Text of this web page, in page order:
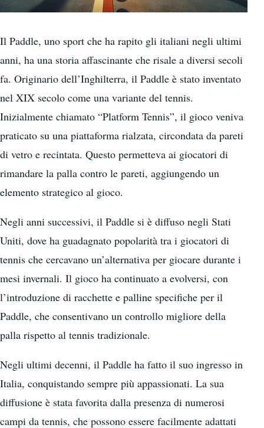
Il Paddle, uno sport che ha rapito gli italiani negli ultimi
anni, ha una storia affascinante che risale a diversi secoli
fa. Originario dell’Inghilterra, il Paddle è stato inventato
nel XIX secolo come una variante del tennis.
Inizialmente chiamato “Platform Tennis”, il gioco veniva
praticato su una piattaforma rialzata, circondata da pareti
di vetro e recintata. Questo permetteva ai giocatori di
rimandare la palla contro le pareti, aggiungendo un
elemento strategico al gioco.
Negli anni successivi, il Paddle si è diffuso negli Stati
Uniti, dove ha guadagnato popolarità tra i giocatori di
tennis che cercavano un’alternativa per giocare durante i
mesi invernali. Il gioco ha continuato a evolversi, con
l’introduzione di racchette e palline specifiche per il
Paddle, che consentivano un controllo migliore della
palla rispetto al tennis tradizionale.
Negli ultimi decenni, il Paddle ha fatto il suo ingresso in
Italia, conquistando sempre più appassionati. La sua
diffusione è stata favorita dalla presenza di numerosi
campi da tennis, che possono essere facilmente adattati